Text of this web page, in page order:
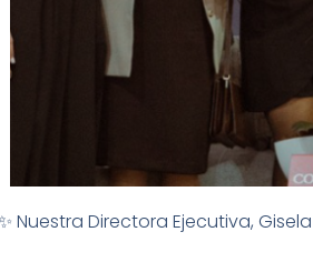
Nuestra Directora Ejecutiva,